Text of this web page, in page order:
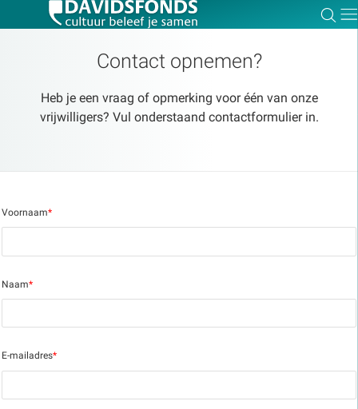
Contact opnemen?
Heb je een vraag of opmerking voor één van onze
vrijwilligers? Vul onderstaand contactformulier in.
Voornaam*
Naam*
E-mailadres*
Zoeken